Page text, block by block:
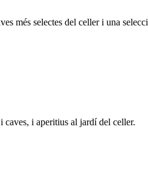
més selectes del celler i una
caves, i aperitius al jardí del celler.